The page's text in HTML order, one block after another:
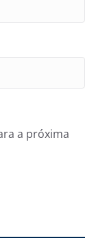
a próxima